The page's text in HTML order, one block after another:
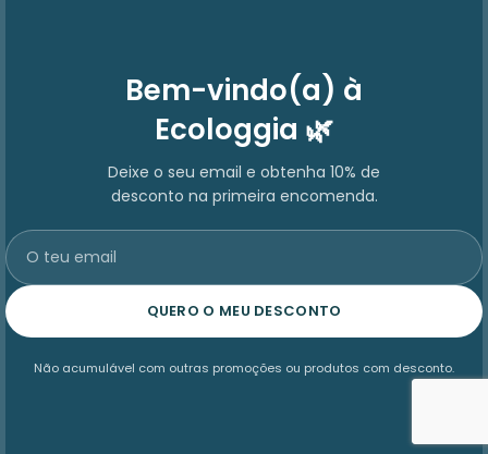
Bem-vindo(a) à
Ecologgia 🌿
Deixe o seu email e obtenha 10% de
desconto na primeira encomenda.
QUERO O MEU DESCONTO
Não acumulável com outras promoções ou produtos com desconto.